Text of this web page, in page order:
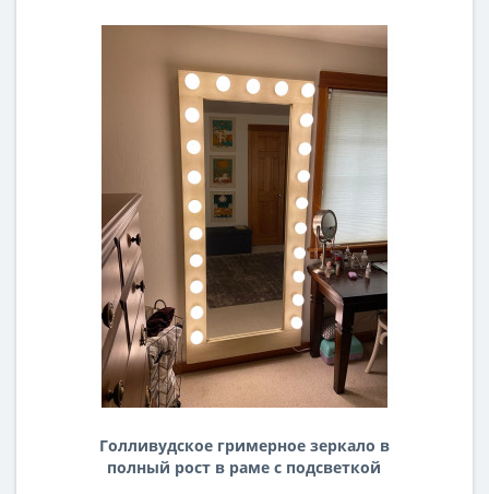
Голливудское гримерное зеркало в
полный рост в раме с подсветкой